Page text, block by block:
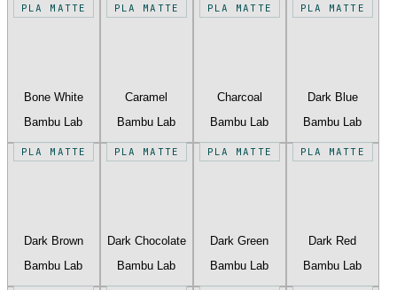
PLA MATTE
Bone White
Bambu Lab
PLA MATTE
Caramel
Bambu Lab
PLA MATTE
Charcoal
Bambu Lab
PLA MATTE
Dark Blue
Bambu Lab
PLA MATTE
Dark Brown
Bambu Lab
PLA MATTE
Dark Chocolate
Bambu Lab
PLA MATTE
Dark Green
Bambu Lab
PLA MATTE
Dark Red
Bambu Lab